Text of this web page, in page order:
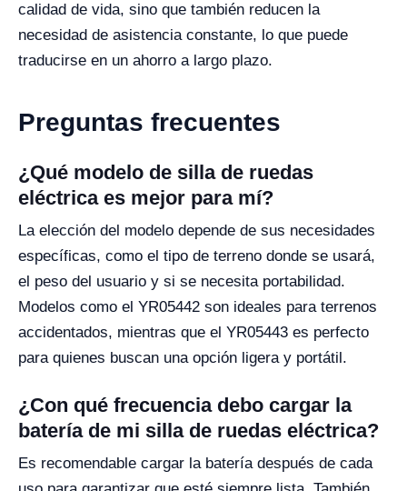
calidad de vida, sino que también reducen la
necesidad de asistencia constante, lo que puede
traducirse en un ahorro a largo plazo.
Preguntas frecuentes
¿Qué modelo de silla de ruedas
eléctrica es mejor para mí?
La elección del modelo depende de sus necesidades
específicas, como el tipo de terreno donde se usará,
el peso del usuario y si se necesita portabilidad.
Modelos como el YR05442 son ideales para terrenos
accidentados, mientras que el YR05443 es perfecto
para quienes buscan una opción ligera y portátil.
¿Con qué frecuencia debo cargar la
batería de mi silla de ruedas eléctrica?
Es recomendable cargar la batería después de cada